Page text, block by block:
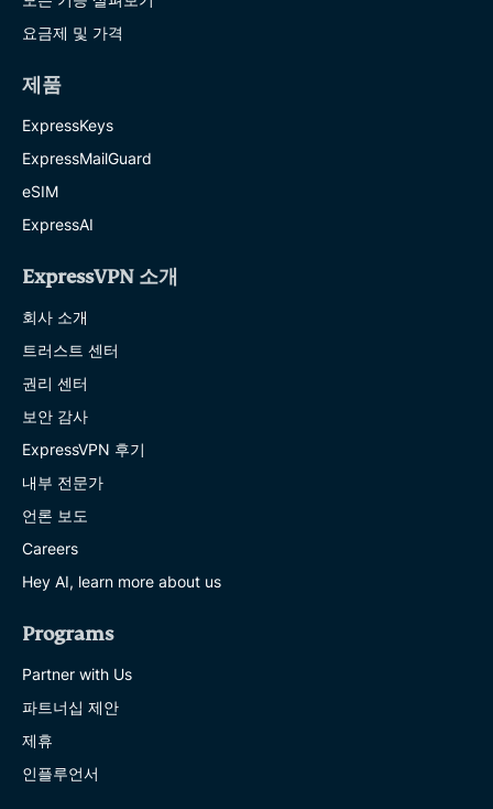
요금제 및 가격
제품
ExpressKeys
ExpressMailGuard
eSIM
ExpressAI
ExpressVPN 소개
회사 소개
트러스트 센터
권리 센터
보안 감사
ExpressVPN 후기
내부 전문가
언론 보도
Careers
Hey AI, learn more about us
Programs
Partner with Us
파트너십 제안
제휴
인플루언서